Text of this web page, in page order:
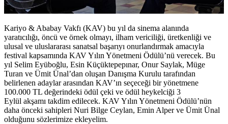
Kariyo & Ababay Vakfı (KAV) bu yıl da sinema alanında
yaratıcılığı, öncü ve örnek olmayı, ilham vericiliği, üretkenliği ve
ulusal ve uluslararası sanatsal başarıyı onurlandırmak amacıyla
festival kapsamında KAV Yılın Yönetmeni Ödülü’nü verecek. Bu
yıl Selim Eyüboğlu, Esin Küçüktepepınar, Onur Saylak, Müge
Turan ve Ümit Ünal’dan oluşan Danışma Kurulu tarafından
belirlenen adaylar arasından KAV’ın seçeceği bir yönetmene
100.000 TL değerindeki ödül çeki ve ödül heykelciği 3
Eylül akşamı takdim edilecek. KAV Yılın Yönetmeni Ödülü’nün
daha önceki sahipleri Nuri Bilge Ceylan, Emin Alper ve Ümit Ünal
olduğunu sözlerimize ekleyelim.